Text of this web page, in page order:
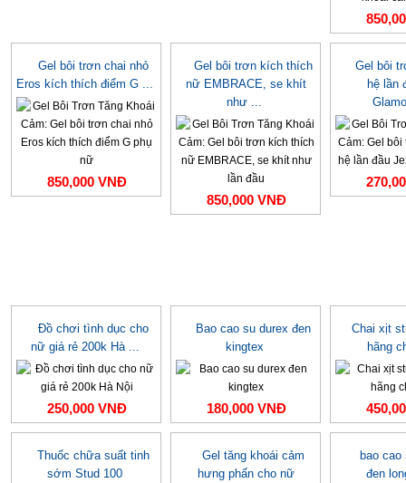
Gel bôi trơn chai nhỏ
Eros kích thích điểm G ...
850,000 VNĐ
Gel bôi trơn kích thích
nữ EMBRACE, se khít
như ...
850,000 VNĐ
Gel bôi
hệ lần
Đồ chơi tình dục cho
nữ giá rẻ 200k Hà ...
250,000 VNĐ
Bao cao su durex đen
kingtex
180,000 VNĐ
Chai xịt
hãng
Thuốc chữa suất tinh
sớm Stud 100
Gel tăng khoái cảm
hưng phấn cho nữ
bao
đen